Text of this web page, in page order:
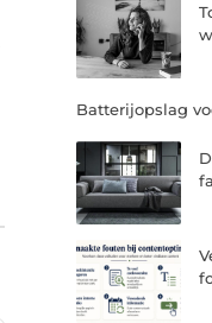
Batterijopslag